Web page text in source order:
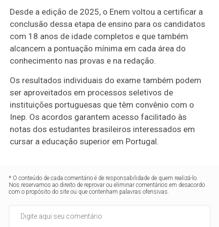
Desde a edição de 2025, o Enem voltou a certificar a
conclusão dessa etapa de ensino para os candidatos
com 18 anos de idade completos e que também
alcancem a pontuação mínima em cada área do
conhecimento nas provas e na redação.
Os resultados individuais do exame também podem
ser aproveitados em processos seletivos de
instituições portuguesas que têm convênio com o
Inep. Os acordos garantem acesso facilitado às
notas dos estudantes brasileiros interessados em
cursar a educação superior em Portugal.
* O conteúdo de cada comentário é de responsabilidade de quem realizá-lo.
Nos reservamos ao direito de reprovar ou eliminar comentários em desacordo
com o propósito do site ou que contenham palavras ofensivas.